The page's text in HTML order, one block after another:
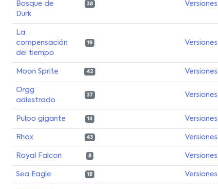
Bosque de
Durk
38 Versiones
La
compensación
del tiempo
19 Versiones
Moon Sprite 42 Versiones
Orgg
adiestrado
37 Versiones
Pulpo gigante 14 Versiones
Rhox 43 Versiones
Royal Falcon 8 Versiones
Sea Eagle 18 Versiones